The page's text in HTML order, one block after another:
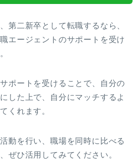
第二新卒として転職するなら、
エージェントのサポートを受け
ポートを受けることで、自分の
した上で、自分にマッチするよ
くれます。
動を行い、職場を同時に比べる
ぜひ活用してみてください。